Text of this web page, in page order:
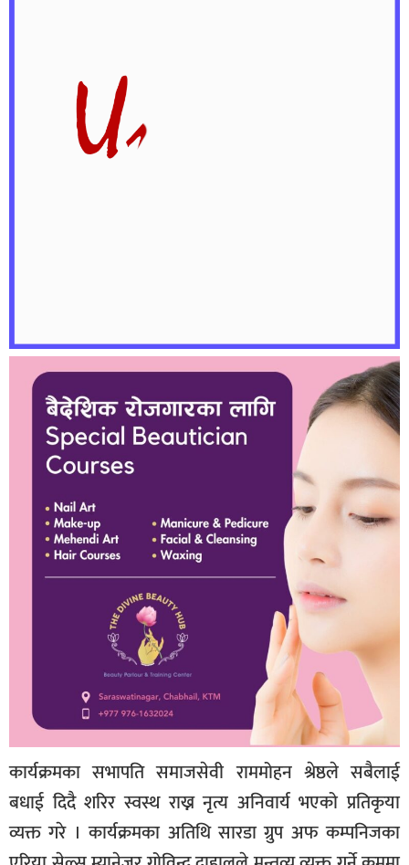
कार्यक्रमका सभापति समाजसेवी राममोहन श्रेष्ठले सबैलाई
बधाई दिदै शरिर स्वस्थ राख्न नृत्य अनिवार्य भएको प्रतिकृया
व्यक्त गरे । कार्यक्रमका अतिथि सारडा ग्रुप अफ कम्पनिजका